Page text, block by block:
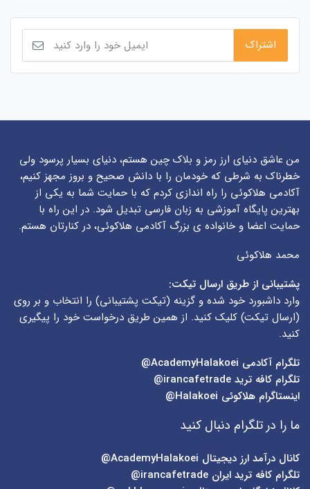
من عاشق دنیای ارز رمز و بلاک چین هستم، دنیای بسیار پرسود ولی
خطرناک به شرطی که خودمان را با دانش صحیح و بروز مجهز کنیم،
آکادمی هلاکوئی را راه اندازی کردم که با حمایت شما به یکی از
بهترین پایگاه آموزشی به زبان فارسی تبدیل شود. در این راه با
حمایت اعضا و خانواده ی بزرگ آکادمی هلاکوئی، در کنارتان هستم.
محمد هلاکوئی
پشتیبانی از طریق ارسال تیکت:
وارد داشبورد خود شده و گزینه (تیکت پشتیبانی) را انتخاب و بر روی
(ارسال تیکت) کلیک کنید. از همین طریق درخواست خود را پیگیری
کنید.
تلگرام آکادمی
تلگرام کافه ترید irancafetrade@
اینستاگرام هلاکوئی Halakoei@
ما را در تلگرام دنبال کنید
کانال درآمد ارز دیجیتال AcademyHalakoei@
تلگرام کافه ترید ایران irancafetrade@